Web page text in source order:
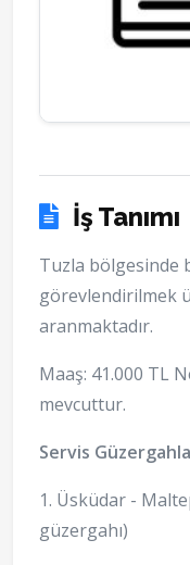
İş Tanımı
Tuzla bölgesinde
görevlendirilmek
aranmaktadır.
Maaş: 41.000 TL
mevcuttur.
Servis
1. Üsküdar -
güzergahı)